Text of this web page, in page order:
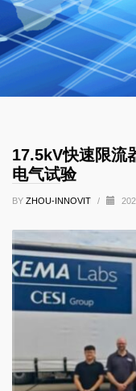
17.5kV快速限流
电气试验
BY ZHOU-INNOVIT /